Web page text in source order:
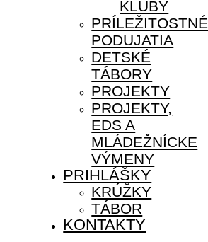
KLUBY
PRÍLEŽITOSTNÉ
PODUJATIA
DETSKÉ
TÁBORY
PROJEKTY
PROJEKTY,
EDS A
MLÁDEŽNÍCKE
VÝMENY
PRIHLÁŠKY
KRÚŽKY
TÁBOR
KONTAKTY